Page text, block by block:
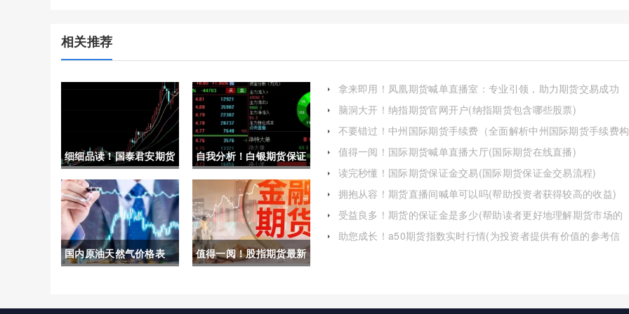
相关推荐
细细品读！国泰君安期货
(中国期货市场的引领者
与创新先锋)
自我分析！白银期货保证
金比例(深入探讨其影响
因素与市场意义)
国内原油天然气价格表
最新)
值得一阅！股指期货最新
解并掌握这一重要内容）
拿来即用！凤凰期货喊单直播室：专业引领，助力期货交易成功
脑洞大开！纳指期货官网开户(纳指期货包含哪些股票)
不要错过！中州国际期货手续费（全面解析中州国际期货手续费构
值得一阅！国际期货喊单直播大厅(国际期货在线直播)
读完秒懂！国际期货保证金交易(国际期货保证金交易流程)
拥抱从容！期货直播间喊单可以吗(帮助投资者获得较高的收益)
受益良多！期货的保证金是多少(帮助读者更好地理解期货市场的
运作机制)
助您成长！a50期货指数实时行情(为投资者提供有价值的参考信